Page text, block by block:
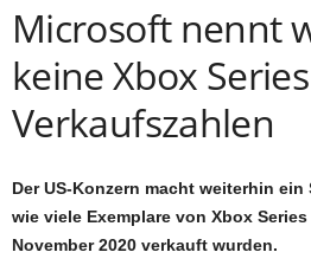
Microsoft nennt
keine Xbox
Verkaufszahlen
Der US-Konzern macht weiterhin
wie viele Exemplare von Xbox
November 2020 verkauft wurden.